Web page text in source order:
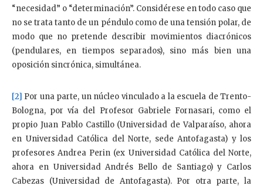
“necesidad” o “determinación”. Considérese en todo caso que
no se trata tanto de un péndulo como de una tensión polar, de
modo que no pretende describir movimientos diacrónicos
(pendulares, en tiempos separados), sino más bien una
oposición sincrónica, simultánea.
[2] Por una parte, un núcleo vinculado a la escuela de Trento-
Bologna, por vía del Profesor Gabriele Fornasari, como el
propio Juan Pablo Castillo (Universidad de Valparaíso, ahora
en Universidad Católica del Norte, sede Antofagasta) y los
profesores Andrea Perin (ex Universidad Católica del Norte,
ahora en Universidad Andrés Bello de Santiago) y Carlos
Cabezas (Universidad de Antofagasta). Por otra parte, la